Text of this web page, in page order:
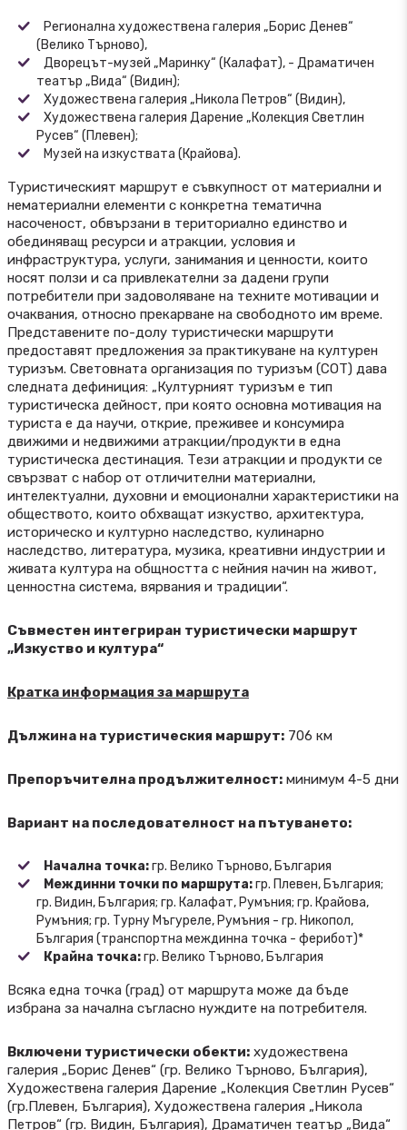
Регионална художествена галерия „Борис Денев“
(Велико Търново),
Дворецът-музей „Маринку“ (Калафат), - Драматичен
театър „Вида“ (Видин);
Художествена галерия „Никола Петров“ (Видин),
Художествена галерия Дарение „Колекция Светлин
Русев“ (Плевен);
Музей на изкуствата (Крайова).
Туристическият маршрут е съвкупност от материални и
нематериални елементи с конкретна тематична
насоченост, обвързани в териториално единство и
обединяващ ресурси и атракции, условия и
инфраструктура, услуги, занимания и ценности, които
носят ползи и са привлекателни за дадени групи
потребители при задоволяване на техните мотивации и
очаквания, относно прекарване на свободното им време.
Представените по-долу туристически маршрути
предоставят предложения за практикуване на културен
туризъм. Световната организация по туризъм (СОТ) дава
следната дефиниция: „Културният туризъм е тип
туристическа дейност, при която основна мотивация на
туриста е да научи, открие, преживее и консумира
движими и недвижими атракции/продукти в една
туристическа дестинация. Тези атракции и продукти се
свързват с набор от отличителни материални,
интелектуални, духовни и емоционални характеристики на
обществото, които обхващат изкуство, архитектура,
историческо и културно наследство, кулинарно
наследство, литература, музика, креативни индустрии и
живата култура на общността с нейния начин на живот,
ценностна система, вярвания и традиции“.
Съвместен интегриран туристически маршрут
„Изкуство и култура“
Кратка информация за маршрута
Дължина на туристическия маршрут: 706 км
Препоръчителна продължителност: минимум 4-5 дни
Вариант на последователност на пътуването:
Начална точка:гр. Велико Търново, България
Междинни точки по маршрута:гр. Плевен, България;
гр. Видин, България; гр. Калафат, Румъния; гр. Крайова,
Румъния; гр. Турну Мъгуреле, Румъния - гр. Никопол,
България (транспортна междинна точка - ферибот)*
Крайна точка:гр. Велико Търново, България
Всяка една точка (град) от маршрута може да бъде
избрана за начална съгласно нуждите на потребителя.
Включени туристически обекти: художествена
галерия „Борис Денев“ (гр. Велико Търново, България),
Художествена галерия Дарение „Колекция Светлин Русев“
(гр.Плевен, България), Художествена галерия „Никола
Петров“ (гр. Видин, България), Драматичен театър „Вида“